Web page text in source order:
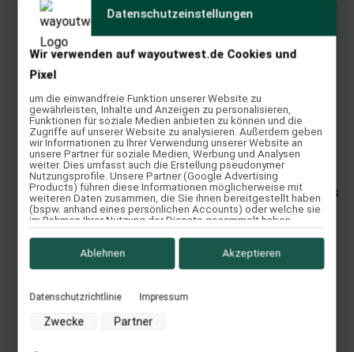
Die Vorteile des Pro Balance-Sitzes umgesetzt in
einem Ranch Riding Sattel. Preis: ab 4 530,00 €
Weiterlesen
Quick View
Round Reiner
Bewertet mit5.00von 5
Kurzer Reiningsattel mit abgerundeten Skirts, die das
Pferd gut umschließen und den Sattel dadurch ruhig
und sicher auf dem Pferd liegen lassen. Für kurze und
kleinere Pferde sehr gut...
Weiterlesen
Quick View
Datenschutzeinstellungen
Wir verwenden auf wayoutwest.de Cookies und
Pixel
um die einwandfreie Funktion unserer Website zu
gewährleisten, Inhalte und Anzeigen zu personalisieren,
Funktionen für soziale Medien anbieten zu können und die
Zugriffe auf unserer Website zu analysieren. Außerdem geben
wir Informationen zu Ihrer Verwendung unserer Website an
unsere Partner für soziale Medien, Werbung und Analysen
weiter. Dies umfasst auch die Erstellung pseudonymer
Nutzungsprofile. Unsere Partner (Google Advertising
Products) führen diese Informationen möglicherweise mit
weiteren Daten zusammen, die Sie ihnen bereitgestellt haben
(bspw. anhand eines persönlichen Accounts) oder welche sie
im Rahmen Ihrer Nutzung der Dienste gesammelt haben
Nutzung von Cookies und Pixeln können Sie jederzeit
widerrufen, indem Sie auf den Datenschutz-Button links unten
Zwecke der Datenverarbeitung durch unsere Partner:
Datenschutzrichtlinie Impressum
Zwecke Partner
Ablehnen Akzeptieren